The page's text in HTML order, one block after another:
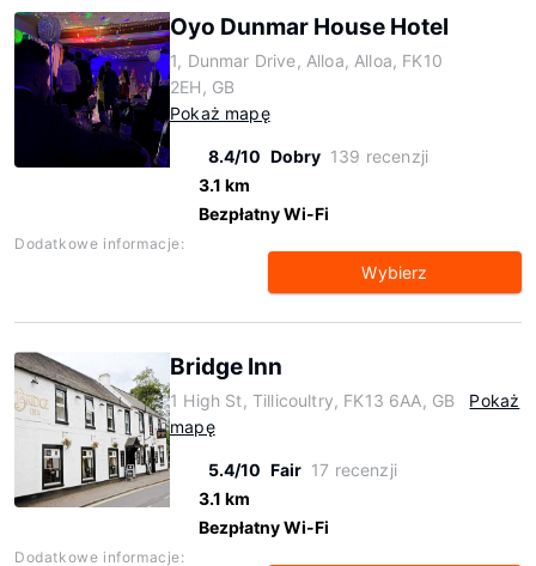
Oyo Dunmar House Hotel
1, Dunmar Drive, Alloa, Alloa, FK10
2EH, GB
Pokaż mapę
8.4/10 Dobry 139 recenzji
3.1 km
Bezpłatny Wi-Fi
Dodatkowe informacje:
Wybierz
Bridge Inn
1 High St, Tillicoultry, FK13 6AA, GB
Pokaż
mapę
5.4/10 Fair 17 recenzji
3.1 km
Bezpłatny Wi-Fi
Dodatkowe informacje: